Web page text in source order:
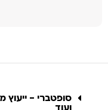
סופטברי – ייעוץ
ועוד